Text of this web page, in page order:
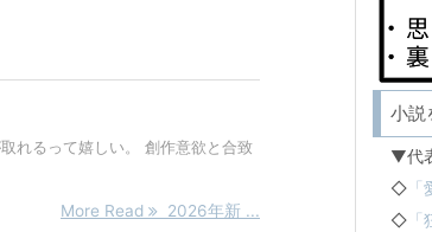
れるって嬉しい。 創作意欲と合致
More Read 2026年新 ...
小説
▼代
◇
◇